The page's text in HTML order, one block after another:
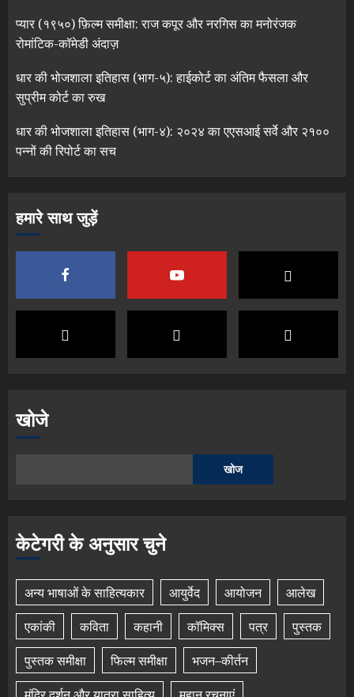
प्यार (१९५०) फ़िल्म समीक्षा: राज कपूर और नरगिस का मनोरंजक
रोमांटिक-कॉमेडी अंदाज़
धार की भोजशाला इतिहास (भाग-५): हाईकोर्ट का अंतिम फैसला और
सुप्रीम कोर्ट का रुख
धार की भोजशाला इतिहास (भाग-४): २०२४ का एएसआई सर्वे और २१००
पन्नों की रिपोर्ट का सच
हमारे साथ जुड़ें
खोजे
खोज
केटेगरी के अनुसार चुने
अन्य भाषाओं के साहित्यकार आयुर्वेद आयोजन
आलेख
एकांकी
कविता कहानी कॉमिक्स पत्र
पुस्तक
पुस्तक समीक्षा
फिल्म समीक्षा
भजन–कीर्तन